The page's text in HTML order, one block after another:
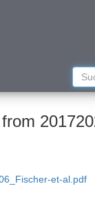
Vienna Lobau a survey from
et-al.pdf